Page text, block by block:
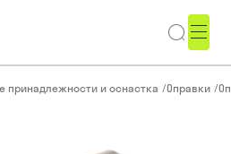
принадлежности и оснастка /Оправки /